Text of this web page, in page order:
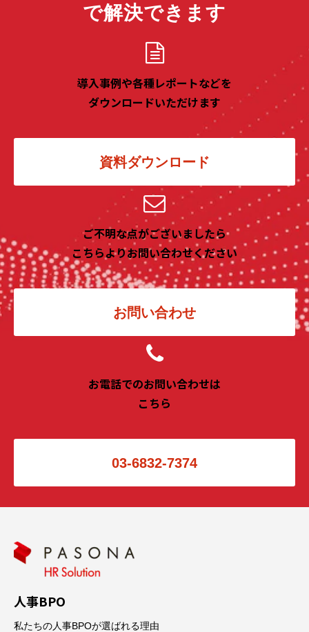
で解決できます
導入事例や各種レポートなどを
ダウンロードいただけます
資料ダウンロード
ご不明な点がございましたら
こちらよりお問い合わせください
お問い合わせ
お電話でのお問い合わせは
こちら
03-6832-7374
人事BPO
私たちの人事BPOが選ばれる理由